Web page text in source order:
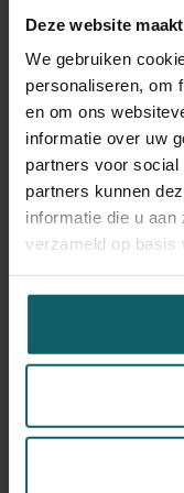
Deze website
We gebruiken
personaliseren, om
en om ons
informatie over uw
partners voor
partners kunnen
informatie die u
verzameld op basis
soms al vier dagen
potentieel
klinisch viroloog bij
nog andere dingen
besmettingsrisico
we tot nu toe
contact
huidletsels een
minder vaak voor
Spread